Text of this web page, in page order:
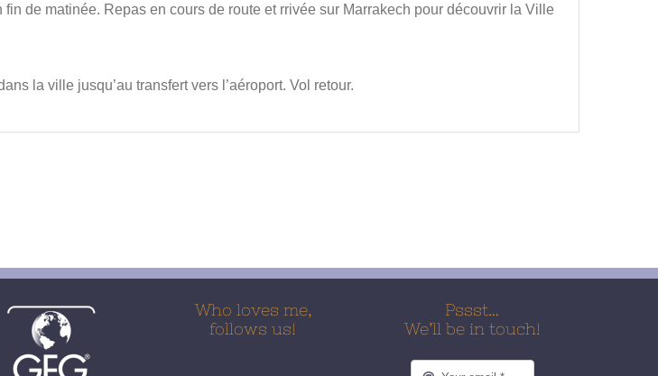
de matinée. Repas en cours de route et rrivée sur Marrakech pour découvrir la Ville
la ville jusqu’au transfert vers l’aéroport. Vol retour.
Who loves me,
follows us!
Pssst…
We’ll be in touch!